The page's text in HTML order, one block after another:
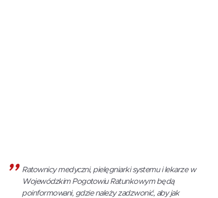
Ratownicy medyczni, pielęgniarki systemu i lekarze w
Wojewódzkim Pogotowiu Ratunkowym będą
poinformowani, gdzie należy zadzwonić, aby jak